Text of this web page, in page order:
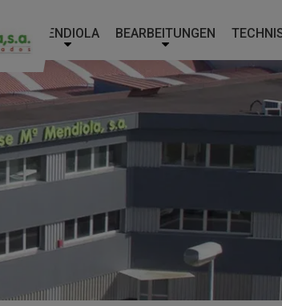
Main
Menu
ES
MENDIOLA BEARBEITUNGEN